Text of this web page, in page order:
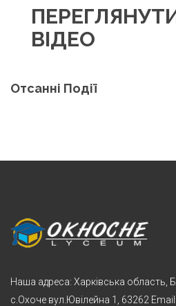
ВІДЕО
Отсанні Події
Наша адреса: Харківська область,
с.Охоче вул.Ювілейна 1, 63262